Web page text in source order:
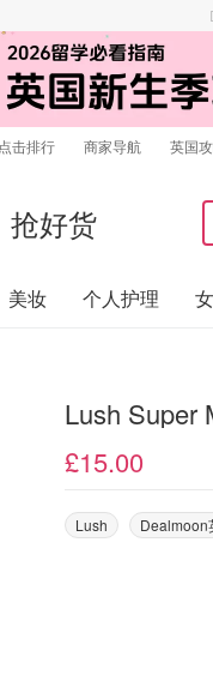
点击排行 商家导航 英国
抢好货
美妆 个人护理
Lush Super
£15.00
Lush Dealmoon